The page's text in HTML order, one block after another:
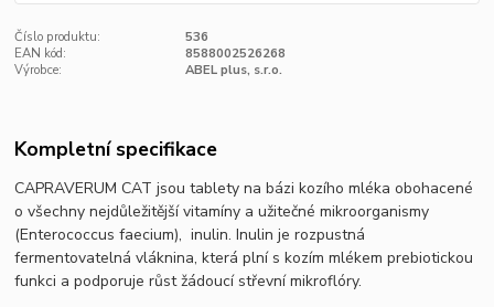
Číslo produktu:
536
EAN kód:
8588002526268
Výrobce:
ABEL plus, s.r.o.
Kompletní specifikace
CAPRAVERUM CAT jsou tablety na bázi kozího mléka obohacené
o všechny nejdůležitější vitamíny a užitečné mikroorganismy
(Enterococcus faecium), inulin. Inulin je rozpustná
fermentovatelná vláknina, která plní s kozím mlékem prebiotickou
funkci a podporuje růst žádoucí střevní mikroflóry.